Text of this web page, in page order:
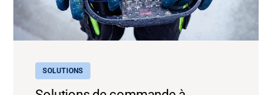
SOLUTIONS